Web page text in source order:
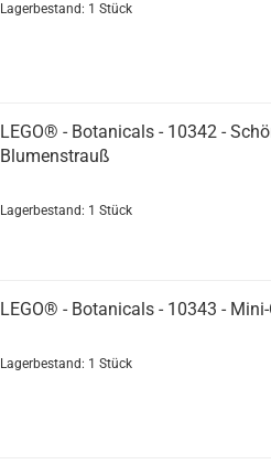
Lagerbestand: 1 Stück
LEGO® - Botanicals - 10342 -
Blumenstrauß
Lagerbestand: 1 Stück
LEGO® - Botanicals - 10343 -
Lagerbestand: 1 Stück